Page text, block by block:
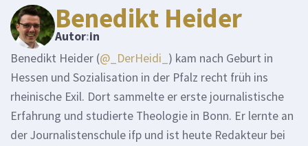
Benedikt Heider
Autor:in
Benedikt Heider (@_DerHeidi_ ) kam nach Geburt in
Hessen und Sozialisation in der Pfalz recht früh ins
rheinische Exil. Dort sammelte er erste journalistische
Erfahrung und studierte Theologie in Bonn. Er lernte an
der Journalistenschule ifp und ist heute Redakteur bei